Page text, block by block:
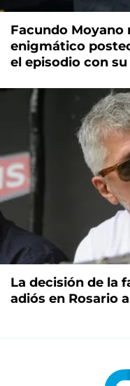
Facundo Moyano
enigmático
el episodio con
La decisión de la
adiós en Rosario